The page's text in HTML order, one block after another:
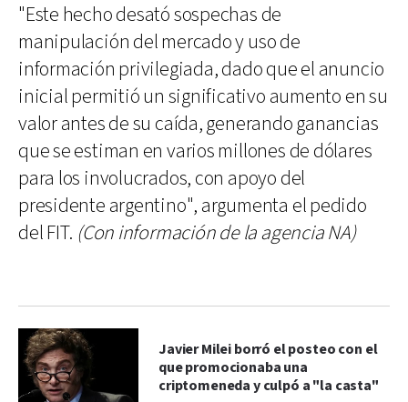
"Este hecho desató sospechas de
manipulación del mercado y uso de
información privilegiada, dado que el anuncio
inicial permitió un significativo aumento en su
valor antes de su caída, generando ganancias
que se estiman en varios millones de dólares
para los involucrados, con apoyo del
presidente argentino", argumenta el pedido
del FIT. (Con información de la agencia NA)
Javier Milei borró el posteo con el
que promocionaba una
criptomeneda y culpó a "la casta"